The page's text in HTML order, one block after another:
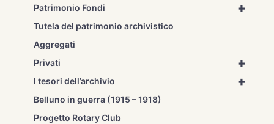
+
Patrimonio Fondi
Tutela del patrimonio archivistico
Aggregati
+
Privati
+
I tesori dell’archivio
Belluno in guerra (1915 – 1918)
Progetto Rotary Club